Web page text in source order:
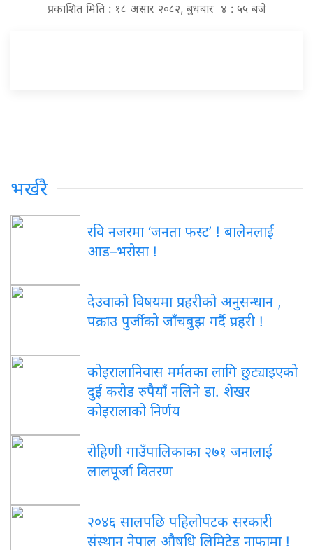
प्रकाशित मिति : १८ असार २०८२, बुधबार ४ : ५५ बजे
भर्खरै
रवि नजरमा ‘जनता फस्ट’ ! बालेनलाई
आड–भरोसा !
देउवाको विषयमा प्रहरीको अनुसन्धान ,
पक्राउ पुर्जीको जाँचबुझ गर्दै प्रहरी !
कोइरालानिवास मर्मतका लागि छुट्याइएको
दुई करोड रुपैयाँ नलिने डा. शेखर
कोइरालाको निर्णय
रोहिणी गाउँपालिकाका २७१ जनालाई
लालपूर्जा वितरण
२०४६ सालपछि पहिलोपटक सरकारी
संस्थान नेपाल औषधि लिमिटेड नाफामा !